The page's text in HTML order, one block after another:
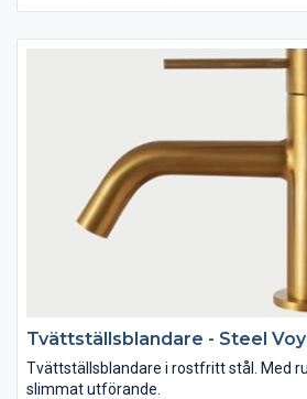
Tvättställsblandare - Steel
Tvättställsblandare i rostfritt stål. Med
slimmat utförande.